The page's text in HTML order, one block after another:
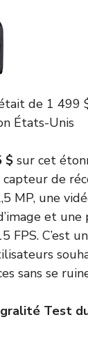
de 1 499
États-Unis
$ sur cet
de
MP, une
et une
FPS. C’est
sans se
Test